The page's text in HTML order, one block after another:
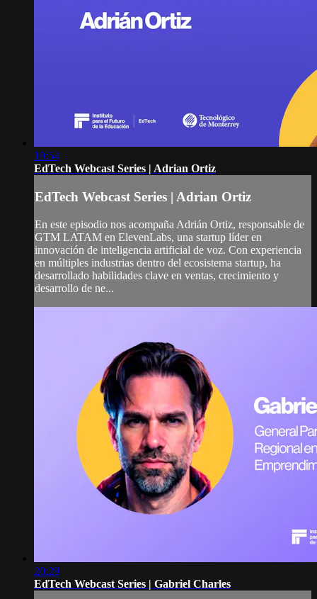
19:54
EdTech Webcast Series | Adrian Ortiz
EdTech Webcast Series | Adrian Ortiz
En este episodio nos acompaña Adrián Ortiz, responsable de
GTM LATAM en ElevenLabs, una startup líder en
innovación de inteligencia artificial de voz. Con experiencia
en múltiples industrias dentro del ecosistema startup, ha
desarrollado habilidades clave en ventas, crecimiento y
desarrollo de ne...
20:29
EdTech Webcast Series | Gabriel Charles